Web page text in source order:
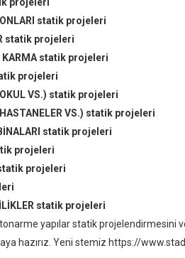
statik projeleri
statik projeleri
KARMA statik projeleri
projeleri
VS.) statik projeleri
VS.) statik projeleri
statik projeleri
projeleri
projeleri
statik projeleri
yapılar statik projelendirmesini
hazırız. Yeni stemiz https://